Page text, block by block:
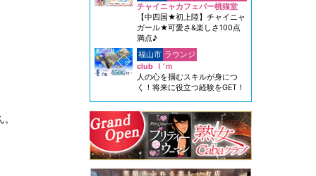
チャイニャカフェバー桃猫堂
【中四国★初上陸】チャイニャ
ガール★可愛さ&楽しさ100点
満点♪
福山市 ラウンジ
club Ｉ‘ｍ
人の心を掴むスキルが身につ
く！将来に役立つ経験をGET！